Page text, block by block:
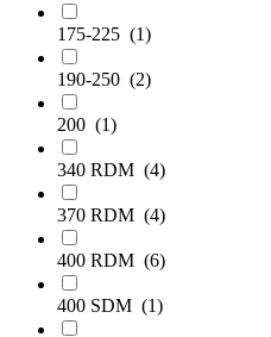
175-225 (1)
190-250 (2)
200 (1)
340 RDM (4)
370 RDM (4)
400 RDM (6)
400 SDM (1)